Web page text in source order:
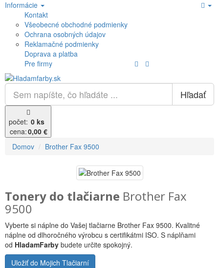
Informácie
Kontakt
Všeobecné obchodné podmienky
Ochrana osobných údajov
Reklamačné podmienky
Doprava a platba
Pre firmy
Hľadať
počet: 0 ks
cena:0,00 €
Domov
Brother Fax 9500
Tonery do tlačiarne Brother Fax
9500
Vyberte si náplne do Vašej tlačiarne Brother Fax 9500. Kvalitné
náplne od dlhoročného výrobcu s certifikátmi ISO. S náplňami
od HladamFarby budete určite spokojný.
Uložiť do Mojich Tlačiarní